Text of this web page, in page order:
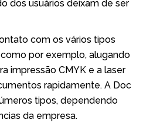
dos usuários deixam de ser
com os vários tipos
por exemplo, alugando
impressão CMYK e a laser
rapidamente. A Doc
tipos, dependendo
da empresa.